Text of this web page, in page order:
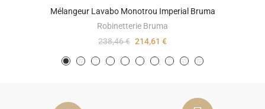
Mélangeur Lavabo Monotrou Imperial Bruma
Robinetterie Bruma
238,46 € 214,61 €